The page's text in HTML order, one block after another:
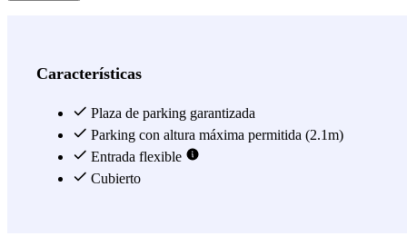
Características
Plaza de parking garantizada
Parking con altura máxima permitida (2.1m)
Entrada flexible
Cubierto